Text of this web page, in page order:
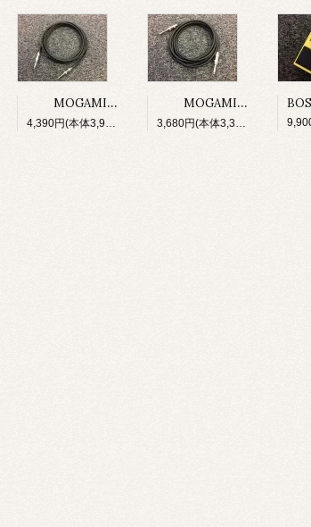
MOGAMI No,2524 w/Switchcraft 280 プラグ 5M 日本全国送料無料！
4,390円(本体3,991円、税399円)
MOGAMI No,2524 w/Switchcraft 280 プラグ 3M 日本全国送料無料！
3,680円(本体3,345円、税335円)